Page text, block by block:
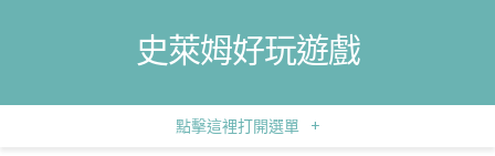
史萊姆好玩遊戲
點擊這裡打開選單 +